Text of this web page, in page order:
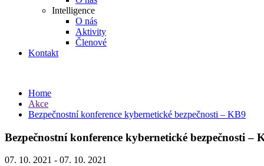
Intelligence
O nás
Aktivity
Členové
Kontakt
Home
Akce
Bezpečnostní konference kybernetické bezpečnosti – KB9
Bezpečnostní konference kybernetické bezpečnosti –
07. 10. 2021 - 07. 10. 2021